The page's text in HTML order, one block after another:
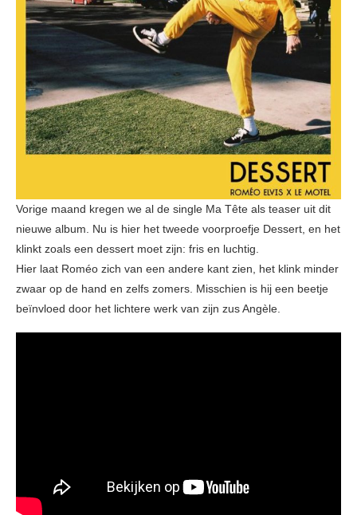
Vorige maand kregen we al de single Ma Tête als teaser uit dit
nieuwe album. Nu is hier het tweede voorproefje Dessert, en het
klinkt zoals een dessert moet zijn: fris en luchtig.
Hier laat Roméo zich van een andere kant zien, het klink minder
zwaar op de hand en zelfs zomers. Misschien is hij een beetje
beïnvloed door het lichtere werk van zijn zus Angèle.